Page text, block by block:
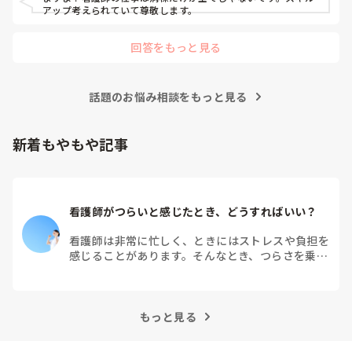
急変の後はどうしても「あの時こうしていたら」と考えてしま
うと思います。一人で抱え込まず、周りの方ともお話ししてく
アップ考えられていて尊敬します。
回答をもっと見る
話題のお悩み相談をもっと見る
新着もやもや記事
看護師がつらいと感じたとき、どうすればいい？
看護師は非常に忙しく、ときにはストレスや負担を
感じることがあります。そんなとき、つらさを乗り
もっと見る